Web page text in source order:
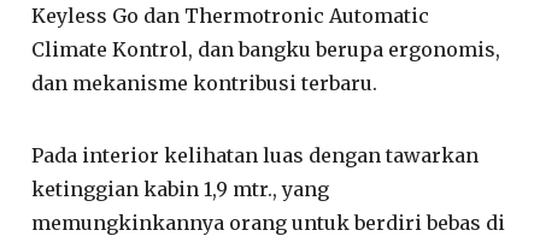
Keyless Go dan Thermotronic Automatic
Climate Kontrol, dan bangku berupa ergonomis,
dan mekanisme kontribusi terbaru.
Pada interior kelihatan luas dengan tawarkan
ketinggian kabin 1,9 mtr., yang
memungkinkannya orang untuk berdiri bebas di